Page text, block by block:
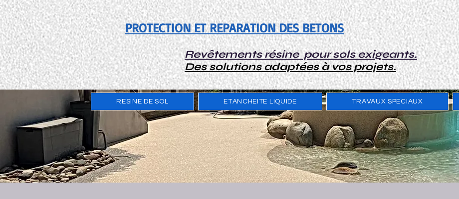
PROTECTION ET REPARATION DES BETONS
Revêtements résine pour sols exigeants.
Des solutions adaptées à vos projets.
RESINE DE SOL ETANCHEITE LIQUIDE TRAVAUX SPECIAUX